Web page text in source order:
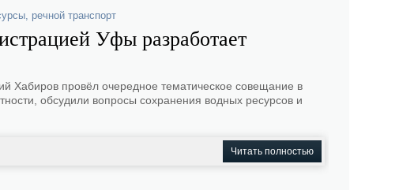
, речной транспорт
Уфы разработает
Хабиров провёл очередное тематическое совещание в
обсудили вопросы сохранения водных ресурсов и
Читать полностью